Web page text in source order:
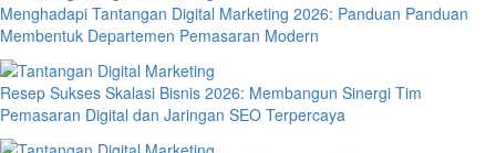
Menghadapi Tantangan Digital Marketing 2026: Panduan Panduan
Membentuk Departemen Pemasaran Modern
Resep Sukses Skalasi Bisnis 2026: Membangun Sinergi Tim
Pemasaran Digital dan Jaringan SEO Terpercaya